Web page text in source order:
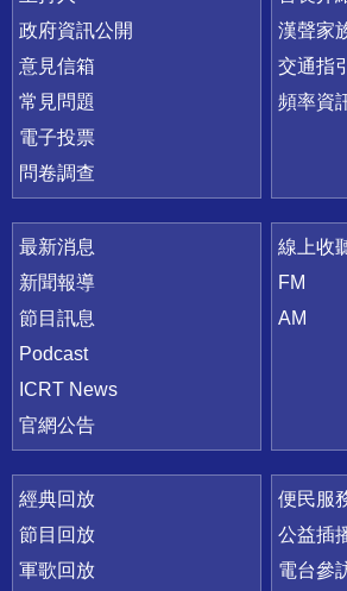
政府資訊公開
意見信箱
常見問題
電子投票
問卷調查
漢聲家
交通指引
頻率資
最新消息
新聞報導
節目訊息
Podcast
ICRT News
官網公告
線上收
FM
AM
經典回放
節目回放
軍歌回放
便民服
公益插
電台參